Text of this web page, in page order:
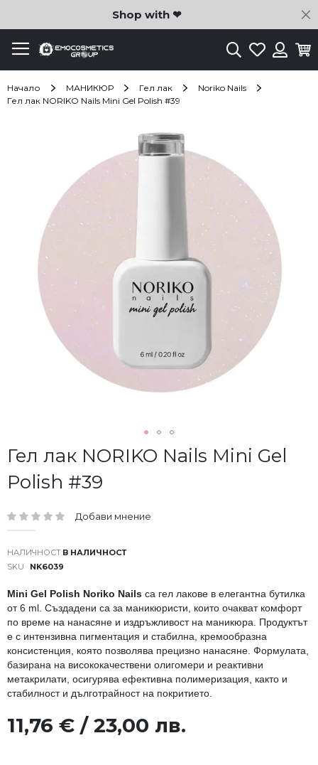
Shop with ❤
ТърсенеЛюбими
Начало МАНИКЮР Гел лак
Noriko Nails
Гел лак NORIKO Nails Mini Gel Polish #39
Гел лак NORIKO Nails Mini Gel
Polish #39
рейтинг: Добави мнение
В НАЛИЧНОСТ
SKU
NK6039
Mini Gel Polish Noriko Nails са гел лакове в елегантна бутилка
от 6 ml. Създадени са за маникюристи, които очакват комфорт
по време на нанасяне и издръжливост на маникюра. Продуктът
е с интензивна пигментация и стабилна, кремообразна
консистенция, която позволява прецизно нанасяне. Формулата,
базирана на висококачествени олигомери и реактивни
метакрилати, осигурява ефективна полимеризация, както и
стабилност и дълготрайност на покритието.
11,76 € / 23,00 лв.
изображенията
Преминете
към
началото
на
със
снимки